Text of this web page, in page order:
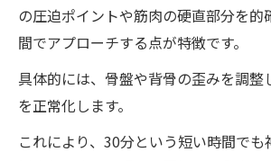
の圧迫ポイントや筋肉の硬直部分を的
間でアプローチする点が特徴です。
具体的には、骨盤や背骨の歪みを調整
を正常化します。
これにより、30分という短い時間で